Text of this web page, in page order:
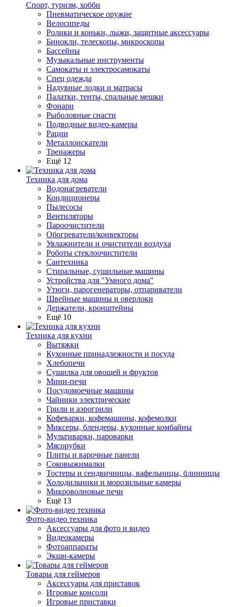
Спорт, туризм, хобби
Пневматическое оружие
Велосипеды
Ролики и коньки, лыжи, защитные аксессуары
Бинокли, телескопы, микроскопы
Бассейны
Музыкальные инструменты
Самокаты и электросамокаты
Спец одежда
Надувные лодки и матрасы
Палатки, тенты, спальные мешки
Фонари
Рыболовные снасти
Подводные видео-камеры
Рации
Металлоискатели
Тренажеры
Ещё 12
Техника для дома
Водонагреватели
Кондиционеры
Пылесосы
Вентиляторы
Пароочистители
Обогреватели/конвекторы
Увлажнители и очистители воздуха
Роботы стеклоочистители
Сантехника
Стиральные, сушильные машины
Устройства для "Умного дома"
Утюги, парогенераторы, отпариватели
Швейные машины и оверлоки
Держатели, кронштейны
Ещё 10
Техника для кухни
Вытяжки
Кухонные принадлежности и посуда
Хлебопечи
Сушилка для овощей и фруктов
Мини-печи
Посудомоечные машины
Чайники электрические
Грили и аэрогрили
Кофеварки, кофемашины, кофемолки
Миксеры, блендеры, кухонные комбайны
Мультиварки, пароварки
Мясорубки
Плиты и варочные панели
Соковыжималки
Тостеры и сендвичницы, вафельницы, блинницы
Холодильники и морозильные камеры
Микроволновые печи
Ещё 13
Фото-видео техника
Аксессуары для фото и видео
Видеокамеры
Фотоаппараты
Экшн-камеры
Товары для геймеров
Аксессуары для приставок
Игровые консоли
Игровые приставки